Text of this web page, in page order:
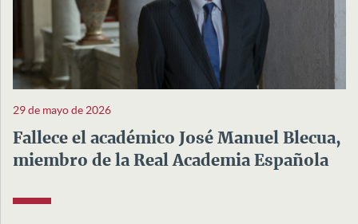
29 de mayo de 2026
Fallece el académico José Manuel Blecua,
miembro de la Real Academia Española